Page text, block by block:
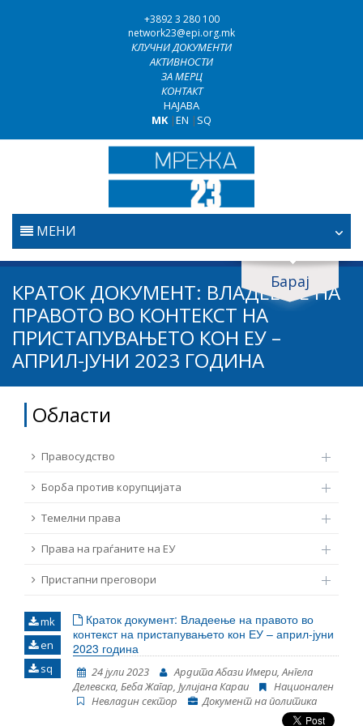
+3892 3 280 100
network23@epi.org.mk
КЛУЧНИ ДОКУМЕНТИ
АКТИВНОСТИ
ЗА МЕРЦ
КОНТАКТ
НАЈАВА
MK|EN | SQ
МЕНИ
ПОЧЕТНА
ПРАВОСУДСТВО
БОРБА ПРОТИВ КОРУПЦИЈАТА
ТЕМЕЛНИ ПРАВА
ПРАВА НА ГРАЃАНИТЕ НА ЕУ
ПРИСТАПНИ ПРЕГОВОРИ
Барај
Барај документи
Барај
Област / подрачје
Извор
Под-извор
Таг
Датум на објавување
КРАТОК ДОКУМЕНТ: ВЛАДЕЕЊЕ НА
ПРАВОТО ВО КОНТЕКСТ НА
ПРИСТАПУВАЊЕТО КОН ЕУ –
АПРИЛ-ЈУНИ 2023 ГОДИНА
Области
Правосудство
Борба против корупцијата
Темелни права
Права на граѓаните на ЕУ
Пристапни преговори
mk
en
sq
Краток документ: Владеење на правото во
контекст на пристапувањето кон ЕУ – април-јуни
2023 година
24 јули 2023
Ардита Абази Имери, Ангела
Делевска, Беба Жагар, Јулијана Караи
Национален
Невладин сектор
Документ на политика